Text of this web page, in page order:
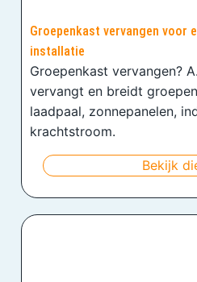
Groepenkast vervangen voor
installatie
Groepenkast vervangen?
vervangt en breidt
laadpaal, zonnepanelen,
krachtstroom.
Bekijk